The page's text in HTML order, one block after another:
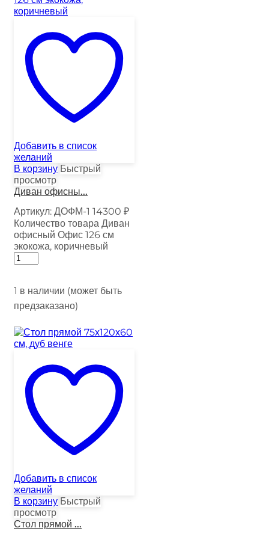
Добавить в список
желаний
В корзину Быстрый
просмотр
Диван офисны...
Артикул: ДОФМ-1 14300 ₽
Количество товара Диван
офисный Офис 126 см
экокожа, коричневый
1 в наличии (может быть
предзаказано)
Добавить в список
желаний
В корзину Быстрый
просмотр
Стол прямой ...